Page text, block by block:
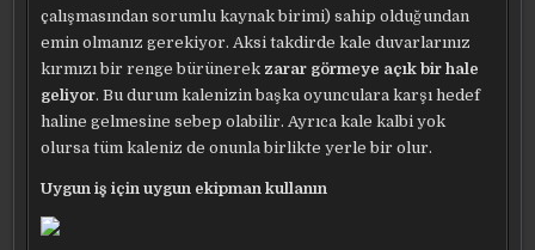
çalışmasından sorumlu kaynak birimi) sahip olduğundan
emin olmanız gerekiyor. Aksi takdirde kale duvarlarınız
kırmızı bir renge bürünerek zarar görmeye açık bir hale
geliyor. Bu durum kalenizin başka oyunculara karşı hedef
haline gelmesine sebep olabilir. Ayrıca kale kalbi yok
olursa tüm kaleniz de onunla birlikte yerle bir olur.
Uygun iş için uygun ekipman kullanın